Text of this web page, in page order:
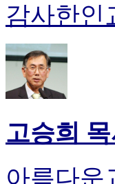
감사한인
고승희
아름다운